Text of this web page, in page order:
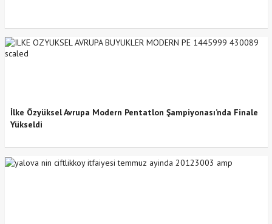
İlke Özyüksel Avrupa Modern Pentatlon Şampiyonası’nda Finale
Yükseldi